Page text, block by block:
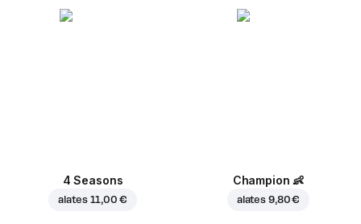
4 Seasons
alates 11,00 €
Champion 👶
alates 9,80 €